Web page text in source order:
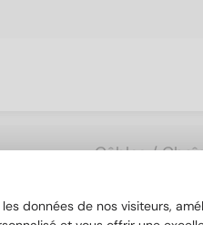
Câbles /
données de nos visiteurs,